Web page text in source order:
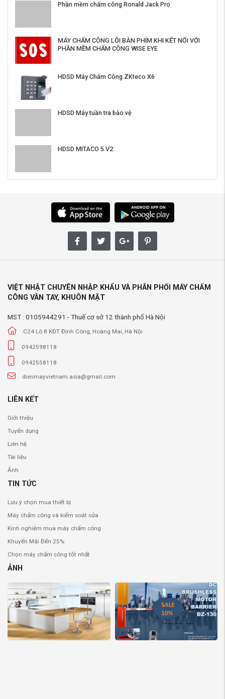
Phần mềm chấm công Ronald Jack Pro
MÁY CHẤM CÔNG LỖI BÀN PHÍM KHI KẾT NỐI VỚI
PHẦN MỀM CHẤM CÔNG WISE EYE
HDSD Máy Chấm Công ZKteco X6
HDSD Máy tuần tra bảo vệ
HDSD MITACO 5 V2
VIỆT NHẬT CHUYÊN NHẬP KHẨU VÀ PHÂN PHỐI MÁY CHẤM
CÔNG VÂN TAY, KHUÔN MẶT
MST : 0105944291 - Thuế cơ sở 12 thành phố Hà Nội
C24 Lô 8 KĐT Định Công, Hoàng Mai, Hà Nội
0942598118
0942558118
dienmayvietnam.asia@gmail.com
LIÊN KẾT
Giới thiệu
Tuyển dụng
Liên hệ
Tài liệu
Ảnh
TIN TỨC
Lưu ý chọn mua thiết bị
Máy chấm công và kiểm soát cửa
Kinh nghiệm mua máy chấm công
Khuyến Mãi Đến 25%
Chọn máy chấm công tốt nhất
ẢNH